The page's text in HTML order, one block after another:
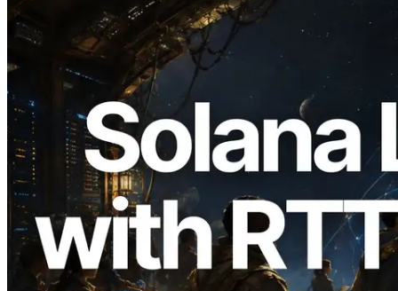
2026.08.05
ERPC Memperluas Solana Leader Slot
API dengan Pengukuran Ping dari 7
Region Global — Validators Information
API Juga Diluncurkan